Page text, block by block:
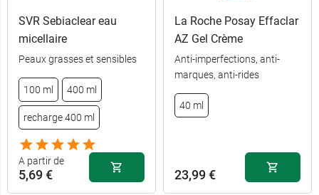
Clair 15,49 €
Médium
14,99 €
SVR Sebiaclear eau
micellaire
Peaux grasses et sensibles
100 ml 400 ml
recharge 400 ml
A partir de
5,69 €
La Roche Posay Effaclar
AZ Gel Crème
Anti-imperfections, anti-
marques, anti-rides
40 ml
23,99 €